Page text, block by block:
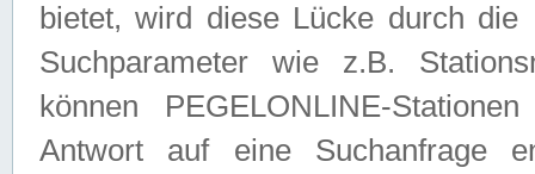
bietet, wird diese Lücke durch die
Suchparameter wie z.B.
können PEGELONLINE-
Antwort auf eine Suchanfrage